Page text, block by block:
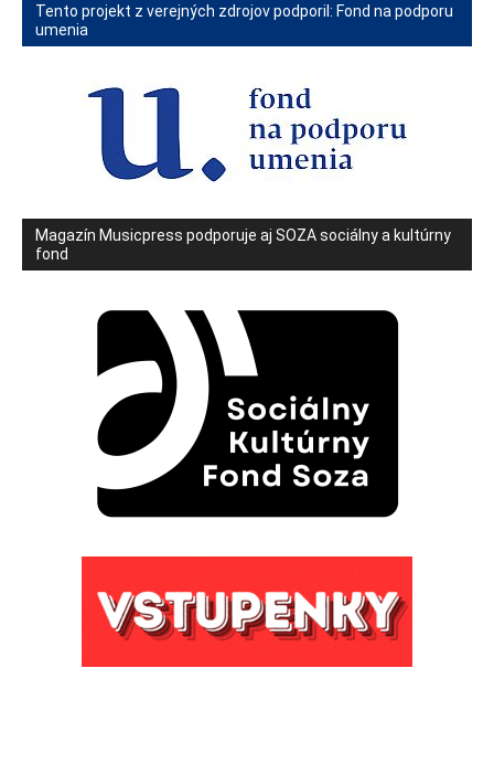
Tento projekt z verejných zdrojov podporil: Fond na podporu
umenia
Magazín Musicpress podporuje aj SOZA sociálny a kultúrny
fond